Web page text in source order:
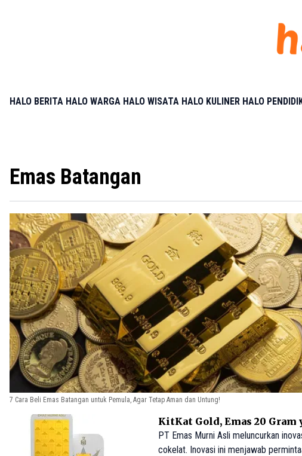
HALO BERITA HALO WARGA HALO WISATA HALO KULINER HALO
Emas Batangan
7 Cara Beli Emas Batangan untuk Pemula, Agar Tetap Aman dan Untung!
KitKat Gold, Emas 20
PT Emas Murni Asli meluncurkan
cokelat. Inovasi ini menjawab